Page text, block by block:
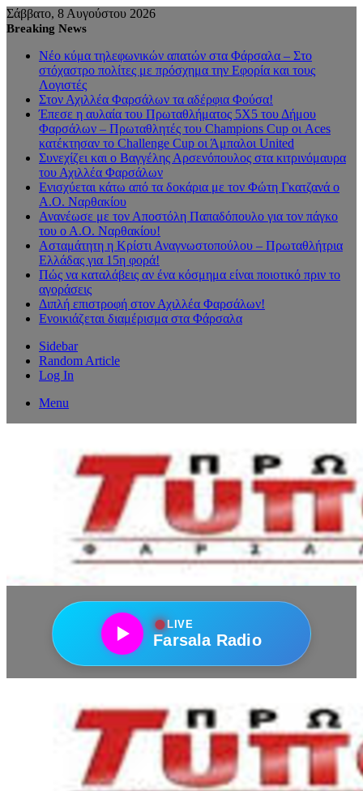
Σάββατο, 8 Αυγούστου 2026
Breaking News
Νέο κύμα τηλεφωνικών απατών στα Φάρσαλα – Στο
στόχαστρο πολίτες με πρόσχημα την Εφορία και τους
Λογιστές
Στον Αχιλλέα Φαρσάλων τα αδέρφια Φούσα!
Έπεσε η αυλαία του Πρωταθλήματος 5Χ5 του Δήμου
Φαρσάλων – Πρωταθλητές του Champions Cup οι Aces
κατέκτησαν το Challenge Cup οι Άμπαλοι United
Συνεχίζει και ο Βαγγέλης Αρσενόπουλος στα κιτρινόμαυρα
του Αχιλλέα Φαρσάλων
Ενισχύεται κάτω από τα δοκάρια με τον Φώτη Γκατζανά ο
Α.Ο. Ναρθακίου
Ανανέωσε με τον Αποστόλη Παπαδόπουλο για τον πάγκο
του ο Α.Ο. Ναρθακίου!
Ασταμάτητη η Κρίστι Αναγνωστοπούλου – Πρωταθλήτρια
Ελλάδας για 15η φορά!
Πώς να καταλάβεις αν ένα κόσμημα είναι ποιοτικό πριν το
αγοράσεις
Διπλή επιστροφή στον Αχιλλέα Φαρσάλων!
Ενοικιάζεται διαμέρισμα στα Φάρσαλα
Sidebar
Random Article
Log In
Menu
●LIVE
Farsala Radio